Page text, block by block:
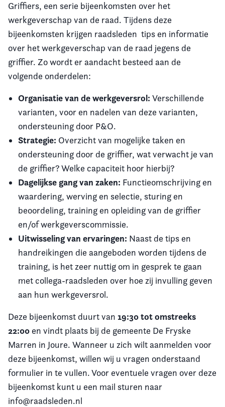
Contact
Griffiers, een serie bijeenkomsten over het
werkgeverschap van de raad. Tijdens deze
bijeenkomsten krijgen raadsleden tips en informatie
over het werkgeverschap van de raad jegens de
griffier. Zo wordt er aandacht besteed aan de
volgende onderdelen:
Organisatie van de werkgeversrol: Verschillende
varianten, voor en nadelen van deze varianten,
ondersteuning door P&O.
Strategie: Overzicht van mogelijke taken en
ondersteuning door de griffier, wat verwacht je van
de griffier? Welke capaciteit hoor hierbij?
Dagelijkse gang van zaken: Functieomschrijving en
waardering, werving en selectie, sturing en
beoordeling, training en opleiding van de griffier
en/of werkgeverscommissie.
Uitwisseling van ervaringen: Naast de tips en
handreikingen die aangeboden worden tijdens de
training, is het zeer nuttig om in gesprek te gaan
met collega-raadsleden over hoe zij invulling geven
aan hun werkgeversrol.
Deze bijeenkomst duurt van 19:30 tot omstreeks
22:00 en vindt plaats bij de gemeente De Fryske
Marren in Joure. Wanneer u zich wilt aanmelden voor
deze bijeenkomst, willen wij u vragen onderstaand
formulier in te vullen. Voor eventuele vragen over deze
bijeenkomst kunt u een mail sturen naar
info@raadsleden.nl